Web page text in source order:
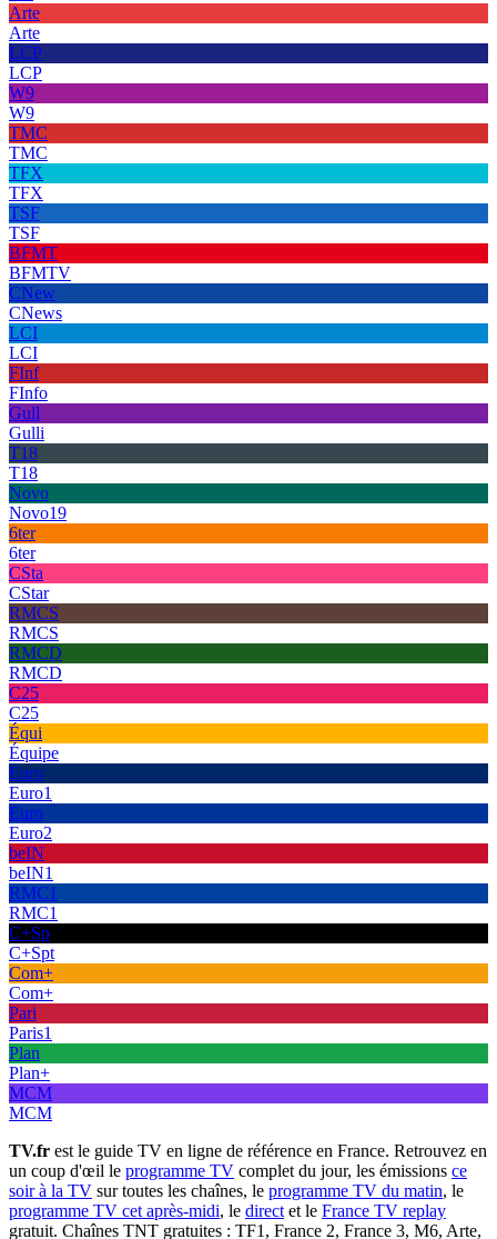
Arte
Arte
LCP
LCP
W9
W9
TMC
TMC
TFX
TFX
TSF
TSF
BFMT
BFMTV
CNew
CNews
LCI
LCI
FInf
FInfo
Gull
Gulli
T18
T18
Novo
Novo19
6ter
6ter
CSta
CStar
RMCS
RMCS
RMCD
RMCD
C25
C25
Équi
Équipe
Euro
Euro1
Euro
Euro2
beIN
beIN1
RMC1
RMC1
C+Sp
C+Spt
Com+
Com+
Pari
Paris1
Plan
Plan+
MCM
MCM
TV.fr est le guide TV en ligne de référence en France. Retrouvez en
un coup d'œil le programme TV complet du jour, les émissions ce
soir à la TV sur toutes les chaînes, le programme TV du matin, le
programme TV cet après-midi, le direct et le France TV replay
gratuit. Chaînes TNT gratuites : TF1, France 2, France 3, M6, Arte,